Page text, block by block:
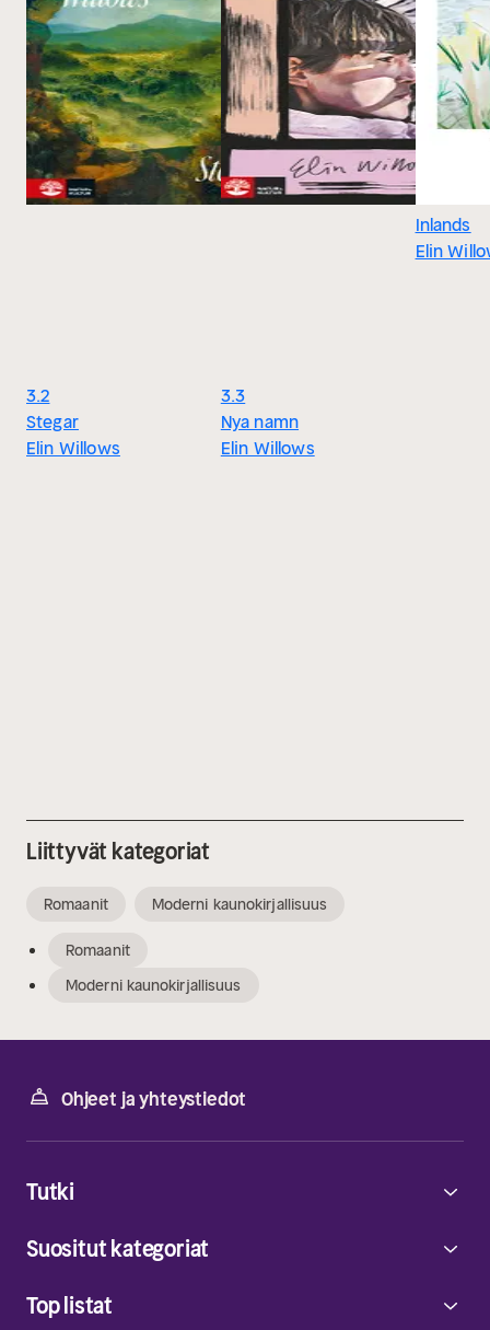
3.2
Stegar
Elin Willows
3.3
Nya namn
Elin Willows
Inlands
Elin
Liittyvät kategoriat
Romaanit Moderni kaunokirjallisuus
Romaanit
Moderni kaunokirjallisuus
Ohjeet ja yhteystiedot
Tutki
Suositut kategoriat
Top listat